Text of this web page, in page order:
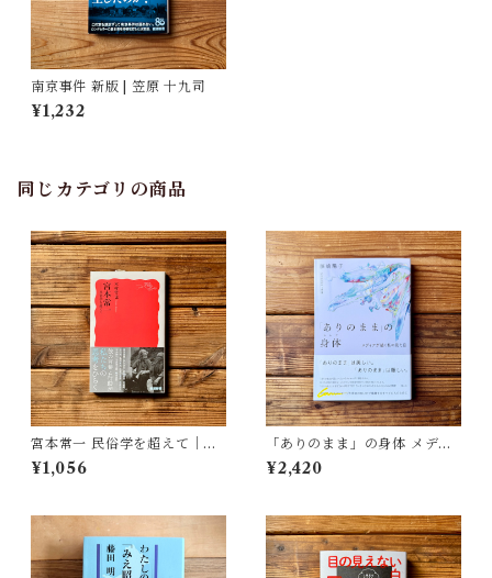
南京事件 新版 | 笠原 十九司
¥1,232
同じカテゴリの商品
宮本常一 民俗学を超えて｜木
村 哲也
¥1,056
「ありのまま」の身体 メディ
アが描く私の見た目 | 藤嶋 陽
子(著)
¥2,420